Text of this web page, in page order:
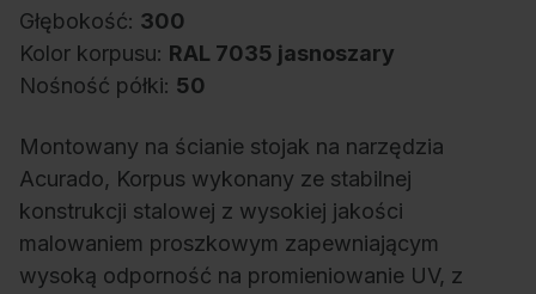
Głębokość: 300
Kolor korpusu: RAL 7035 jasnoszary
Nośność półki: 50
Montowany na ścianie stojak na narzędzia
Acurado, Korpus wykonany ze stabilnej
konstrukcji stalowej z wysokiej jakości
malowaniem proszkowym zapewniającym
wysoką odporność na promieniowanie UV, z